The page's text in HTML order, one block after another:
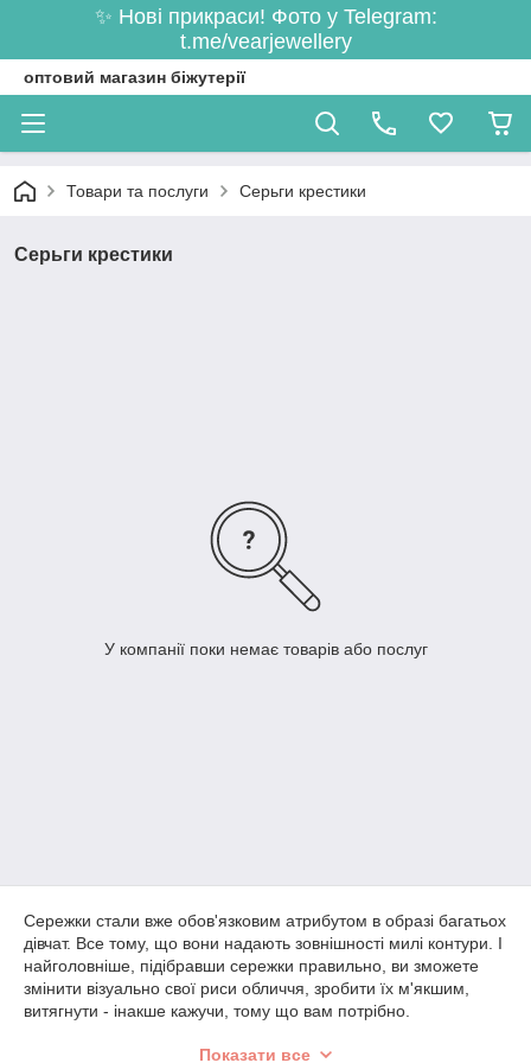
✨ Нові прикраси! Фото у Telegram:
t.me/vearjewellery
оптовий магазин біжутерії
Товари та послуги Серьги крестики
Серьги крестики
У компанії поки немає товарів або послуг
Сережки стали вже обов'язковим атрибутом в образі багатьох
дівчат. Все тому, що вони надають зовнішності милі контури. І
найголовніше, підібравши сережки правильно, ви зможете
змінити візуально свої риси обличчя, зробити їх м'якшим,
витягнути - інакше кажучи, тому що вам потрібно.
Показати все